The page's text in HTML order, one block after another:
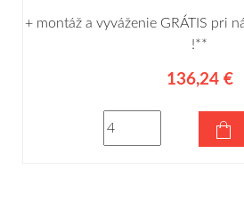
+ montáž a vyváženie GRÁTIS pri
!**
136,24 €